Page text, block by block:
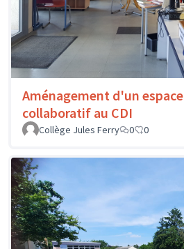
Aménagement d'un espace
collaboratif au CDI
Collège Jules Ferry
0 0